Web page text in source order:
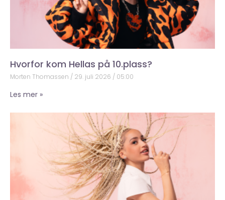
Hvorfor kom Hellas på 10.plass?
Morten Thomassen 29. juli 2026 05:00
Les mer »